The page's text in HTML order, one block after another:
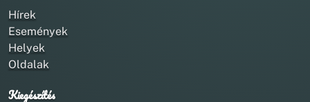
Hírek
Események
Helyek
Oldalak
Kiegészítés